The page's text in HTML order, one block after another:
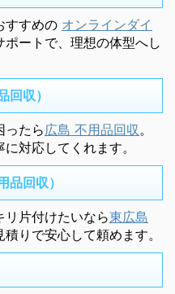
すすめの オンラインダイ
ートで、理想の体型へし
回収）
ったら 広島 不用品回収 。
対応してくれます。
品回収）
片付けたいなら東広島
りで安心して頼めます。